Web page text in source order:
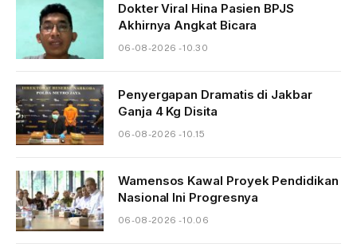
Dokter Viral Hina Pasien BPJS
Akhirnya Angkat Bicara
06-08-2026 - 10.30
Penyergapan Dramatis di Jakbar
Ganja 4 Kg Disita
06-08-2026 - 10.15
Wamensos Kawal Proyek Pendidikan
Nasional Ini Progresnya
06-08-2026 - 10.06